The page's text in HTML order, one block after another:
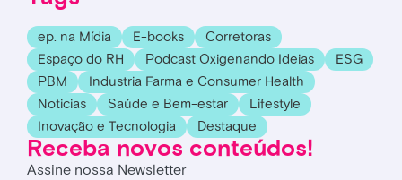
ep. na Mídia E-books
Corretoras
Espaço do RH
Podcast Oxigenando Ideias
ESG
PBM
Industria Farma e Consumer Health
Noticias
Saúde e Bem-estar
Lifestyle
Inovação e Tecnologia
Destaque
Receba novos conteúdos!
Assine nossa Newsletter